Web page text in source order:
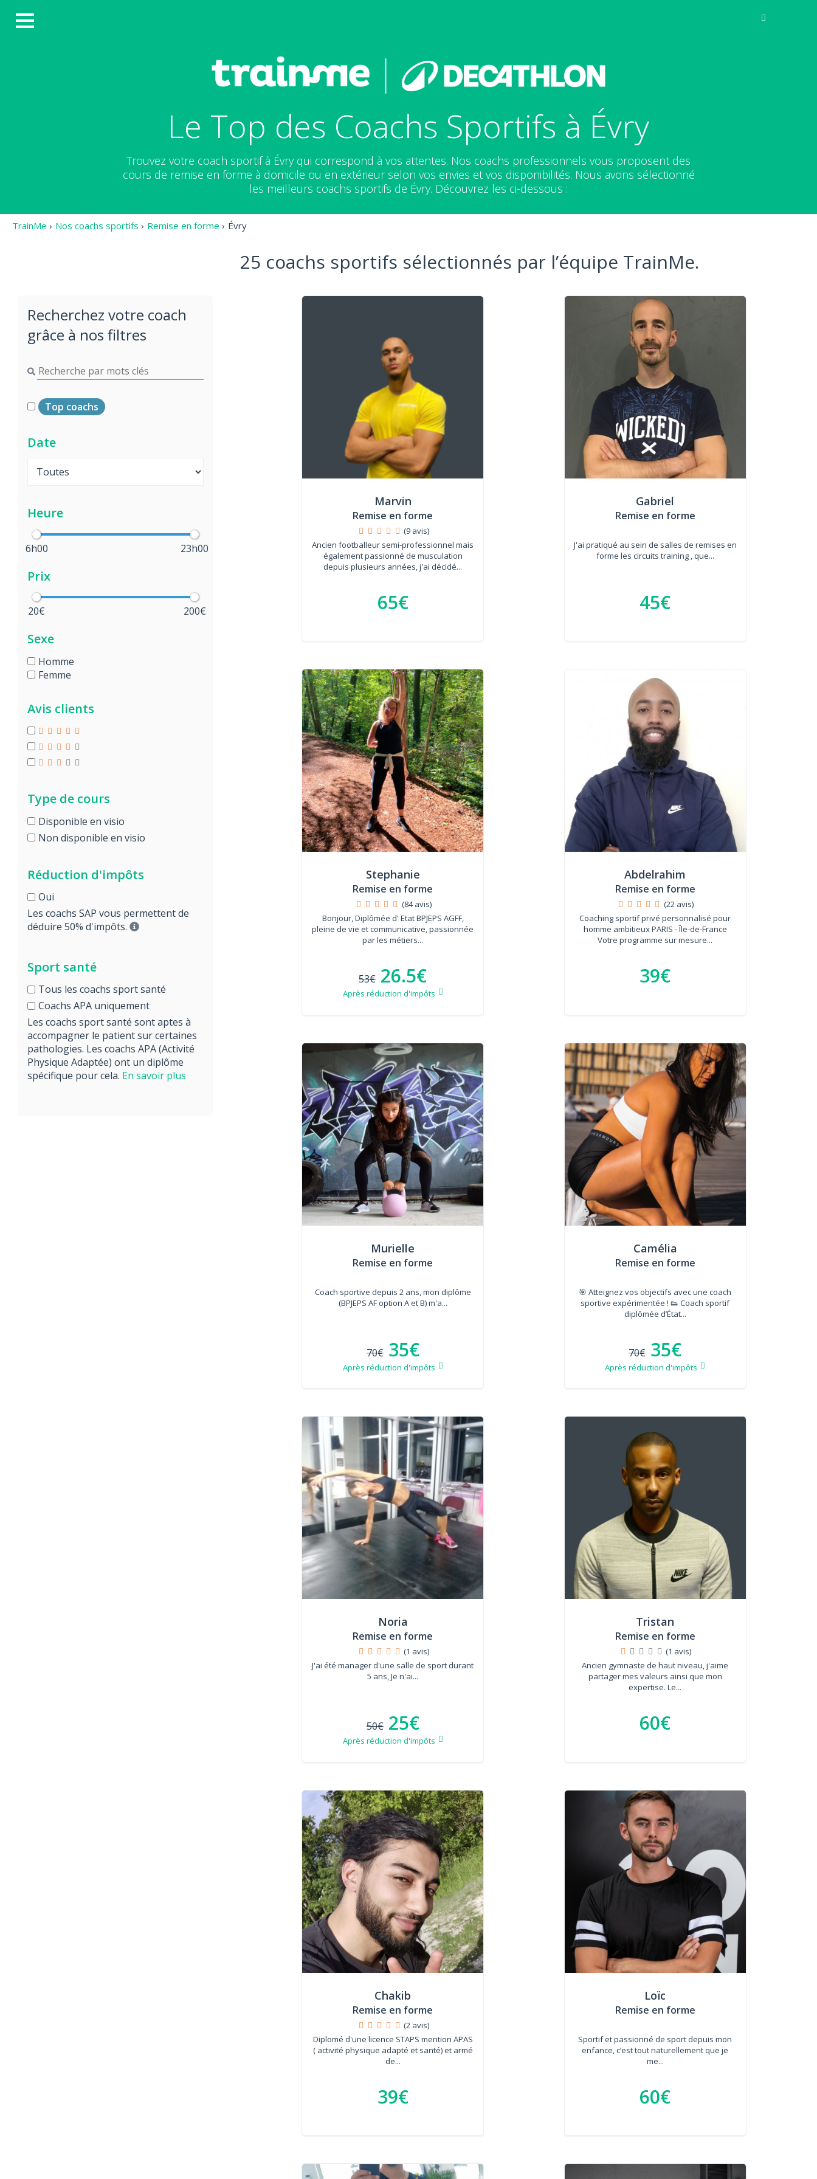
Le Top des Coachs Sportifs à Évry
Trouvez votre coach sportif à Évry qui correspond à vos attentes. Nos coachs professionnels vous proposent des
cours de remise en forme à domicile ou en extérieur selon vos envies et vos disponibilités. Nous avons sélectionné
les meilleurs coachs sportifs de Évry. Découvrez les ci-dessous :
TrainMe › Nos coachs sportifs › Remise en forme › Évry
Recherchez votre coach
grâce à nos filtres
Top coachs
Date
Heure
6h00 23h00
Prix
20€ 200€
Sexe
Homme
Femme
Avis clients
Type de cours
Disponible en visio
Non disponible en visio
Réduction d'impôts
Oui
Les coachs SAP vous permettent de
déduire 50% d'impôts.
Sport santé
Tous les coachs sport santé
Coachs APA uniquement
Les coachs sport santé sont aptes à
accompagner le patient sur certaines
pathologies. Les coachs APA (Activité
Physique Adaptée) ont un diplôme
spécifique pour cela. En savoir plus
25 coachs sportifs sélectionnés par l’équipe TrainMe.
Marvin
Remise en forme
(9 avis)
Ancien footballeur semi-professionnel mais
également passionné de musculation
depuis plusieurs années, j'ai décidé...
65€
Gabriel
Remise en forme
J'ai pratiqué au sein de salles de remises en
forme les circuits training , que...
45€
Stephanie
Remise en forme
(84 avis)
Bonjour, Diplômée d' Etat BPJEPS AGFF,
pleine de vie et communicative, passionnée
par les métiers...
53€ 26.5€
Après réduction d'impôts
Abdelrahim
Remise en forme
(22 avis)
Coaching sportif privé personnalisé pour
homme ambitieux PARIS - Île-de-France
Votre programme sur mesure...
39€
Murielle
Remise en forme
Coach sportive depuis 2 ans, mon diplôme
(BPJEPS AF option A et B) m'a...
70€ 35€
Après réduction d'impôts
Camélia
Remise en forme
🎯 Atteignez vos objectifs avec une coach
sportive expérimentée ! 👟 Coach sportif
diplômée d’État...
70€ 35€
Après réduction d'impôts
Noria
Remise en forme
(1 avis)
J'ai été manager d'une salle de sport durant
5 ans, Je n'ai...
50€ 25€
Après réduction d'impôts
Tristan
Remise en forme
(1 avis)
Ancien gymnaste de haut niveau, j'aime
partager mes valeurs ainsi que mon
expertise. Le...
60€
Chakib
Remise en forme
(2 avis)
Diplomé d'une licence STAPS mention APAS
( activité physique adapté et santé) et armé
de...
39€
Loïc
Remise en forme
Sportif et passionné de sport depuis mon
enfance, c’est tout naturellement que je
me...
60€